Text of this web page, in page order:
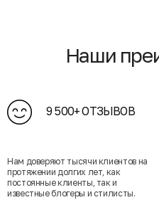
Наши
9 500+ ОТЗЫВОВ
Нам доверяют тысячи клиентов на
протяжении долгих лет, как
постоянные клиенты, так и
известные блогеры и стилисты.